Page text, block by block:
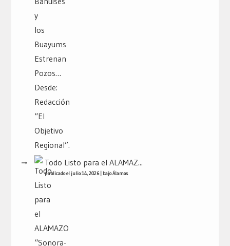
Todo Listo para el ALAMAZ...
publicado el julio 14, 2026| bajoÁlamos